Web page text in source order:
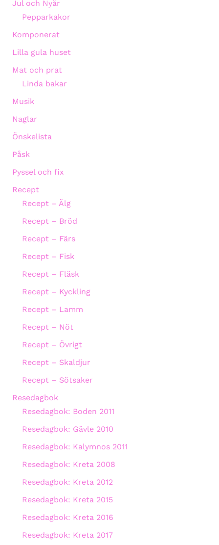
Jul och Nyår
Pepparkakor
Komponerat
Lilla gula huset
Mat och prat
Linda bakar
Musik
Naglar
Önskelista
Påsk
Pyssel och fix
Recept
Recept – Älg
Recept – Bröd
Recept – Färs
Recept – Fisk
Recept – Fläsk
Recept – Kyckling
Recept – Lamm
Recept – Nöt
Recept – Övrigt
Recept – Skaldjur
Recept – Sötsaker
Resedagbok
Resedagbok: Boden 2011
Resedagbok: Gävle 2010
Resedagbok: Kalymnos 2011
Resedagbok: Kreta 2008
Resedagbok: Kreta 2012
Resedagbok: Kreta 2015
Resedagbok: Kreta 2016
Resedagbok: Kreta 2017